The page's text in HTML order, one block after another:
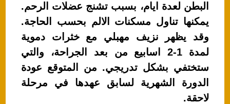
البطن لعدة ايام، بسبب تشنج عضلات الرحم.
يمكنها تناول مسكنات الالم بحسب الحاجة.
وقد يظهر نزيف مهبلي مع خثرات دموية
لمدة 1-2 اسابيع من بعد الجراحة، والتي
ستختفي بشكل تدريجي. من المتوقع عودة
الدورة الشهرية لسابق عهدها في مرحلة
لاحقة.